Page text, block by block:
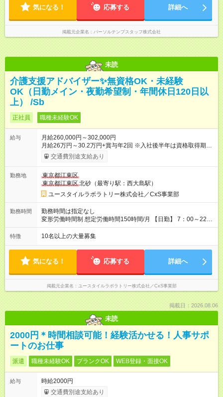
気になる！ 応募する 詳細へ
掲載元企業名 パーソルテンプスタッフ株式会社
未読
介護支援アドバイザー✨無資格OK・未経験
OK（日勤メイン・夜勤希望制・年間休日120日以
上） /Sb
正社員 職種未経験OK
給与
月給260,000円～302,000円
月給26万円～30.2万円+賞与年2回 ※入社後半年は資格取得期間
として研修月給22.9万円～になる場合がございます。 （保有資
格・経験等により変動） 【入社後のモデル月収】 ［入社］ 無
／月収26万円 ［入社3年］ エリアリーダー・介護福祉士／月
収30.2万円 ［入社3年目以降］ ジュニアコーディネー／月収
37.5万円以上 ※経験・能力等を考慮。 【試用期間】試用期間あ
り 試用期間の長さ：2ヶ月 雇用形態、給与は本採用時と同じで
す。
交通費別途支給あり
勤務地
東京都江東区
東京都江東区北砂（最寄り駅：西大島駅）
ユースタイルラボラトリー株式会社／CxS事業部
勤務時間
勤務時間は指定なし
変形労働時間制 想定労働時間150時間/月 【日勤】 7：00～22：
00の間で7.5時間勤務／休憩1時間 【夜勤】 17：00～翌10：00
の15時間勤務／休憩2時間 ※勤務時間は各施設のシフトによるシ
程度）
特徴 10名以上の大量募集
気になる！ 応募する 詳細へ
掲載元企業名 ユースタイルラボラトリー株式会社／CxS事業部
掲載日：2026.08.06
未読
2000円＊時間相談可能！経験活かせる！人事サポ
ートのお仕事
派遣 職種未経験OK ブランクOK WEB登録・面接OK
給与
時給2000円
交通費別途支給あり